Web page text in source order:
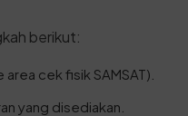
berikut:
cek fisik SAMSAT).
yang disediakan.